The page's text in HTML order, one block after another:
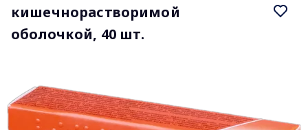
кишечнорастворимой
оболочкой, 40 шт.